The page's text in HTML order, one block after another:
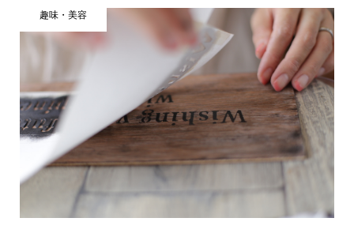
趣味・美容